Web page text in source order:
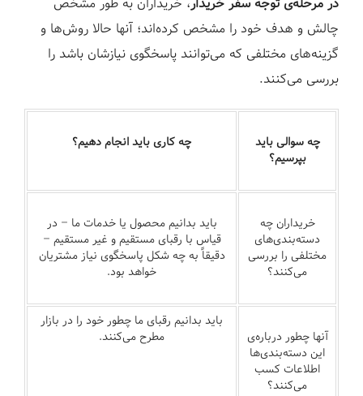
چالش و هدف خود را مشخص کرده‌اند؛ آنها حالا روش‌ها و
گزینه‌های مختلفی که می‌توانند پاسخگوی نیازشان باشد را
بررسی می‌کنند.
چه سوالی باید
بپرسیم؟
چه کاری باید انجام دهیم؟
خریداران چه
دسته‌بندی‌های
مختلفی را بررسی
می‌کنند؟
باید بدانیم محصول یا خدمات ما – در
قیاس با رقبای مستقیم و غیر مستقیم –
دقیقاً به چه شکل پاسخگوی نیاز مشتریان
خواهد بود.
آنها چطور درباره‌ی
این دسته‌بندی‌ها
اطلاعات کسب
می‌کنند؟
باید بدانیم رقبای ما چطور خود را در بازار
مطرح می‌کنند.